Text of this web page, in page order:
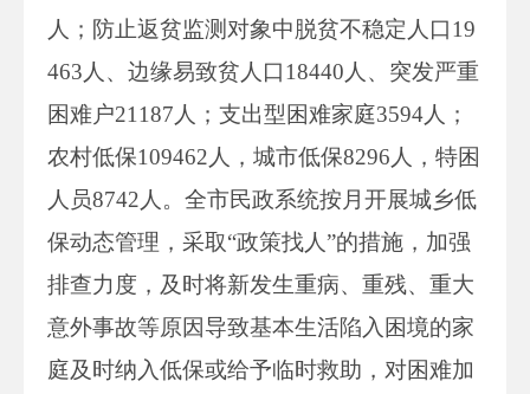
人；防止返贫监测对象中脱贫不稳定人口19
463人、边缘易致贫人口18440人、突发严重
困难户21187人；支出型困难家庭3594人；
农村低保109462人，城市低保8296人，特困
人员8742人。全市民政系统按月开展城乡低
保动态管理，采取“政策找人”的措施，加强
排查力度，及时将新发生重病、重残、重大
意外事故等原因导致基本生活陷入困境的家
庭及时纳入低保或给予临时救助，对困难加